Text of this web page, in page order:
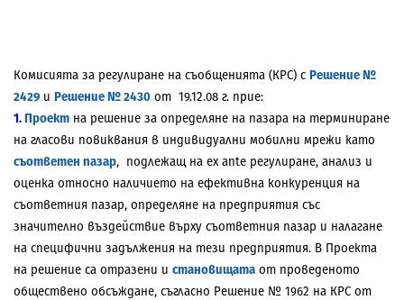
Комисията за регулиране на съобщенията (КРС) с Решение №
2429 и Решение № 2430 от 19.12.08 г. прие:
1. Проект на решение за определяне на пазара на терминиране
на гласови повиквания в индивидуални мобилни мрежи като
съответен пазар, подлежащ на ex ante регулиране, анализ и
оценка относно наличието на ефективна конкуренция на
съответния пазар, определяне на предприятия със
значително въздействие върху съответния пазар и налагане
на специфични задължения на тези предприятия. В Проекта
на решение са отразени и становищата от проведеното
обществено обсъждане, съгласно Решение № 1962 на КРС от